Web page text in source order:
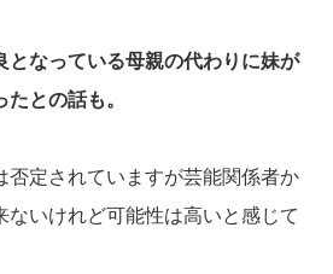
となっている母親の代わりに妹が
との話も。
否定されていますが芸能関係者か
ないけれど可能性は高いと感じて